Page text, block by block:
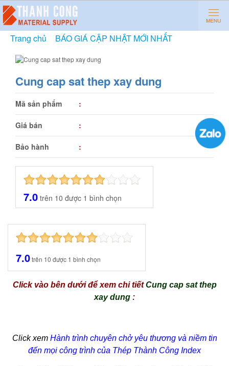
Trang chủ BÁO GIÁ CẬP NHẬT MỚI NHẤT
Cung cap sat thep xay dung
Mã sản phẩm :
Giá bán :
Bảo hành :
7.0 trên 10 được 1 bình chọn
7.0trên 10 được 1 bình chọn
Click vào bên dưới để xem chi tiếtCung cap sat thep
xay dung :
Click xem Hành trình chuyên chở yêu thương và niềm tin
đến mọi công trình của Thép Thành Công Index